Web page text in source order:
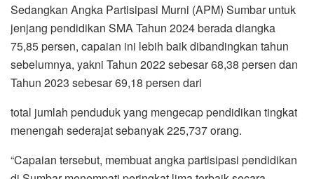
Sedangkan Angka Partisipasi Murni (APM) Sumbar untuk
jenjang pendidikan SMA Tahun 2024 berada diangka
75,85 persen, capaian ini lebih baik dibandingkan tahun
sebelumnya, yakni Tahun 2022 sebesar 68,38 persen dan
Tahun 2023 sebesar 69,18 persen dari
total jumlah penduduk yang mengecap pendidikan tingkat
menengah sederajat sebanyak 225,737 orang.
“Capaian tersebut, membuat angka partisipasi pendidikan